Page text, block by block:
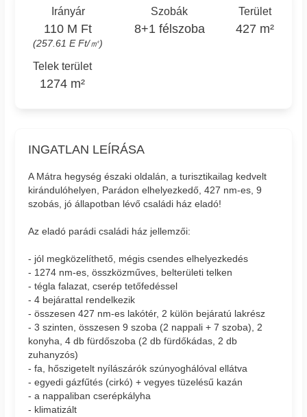
Irányár
110 M Ft
(257.61 E Ft/㎡)
Szobák
8+1 félszoba
Terület
427 m²
Telek terület
1274 m²
INGATLAN LEÍRÁSA
A Mátra hegység északi oldalán, a turisztikailag kedvelt
kirándulóhelyen, Parádon elhelyezkedő, 427 nm-es, 9
szobás, jó állapotban lévő családi ház eladó!
Az eladó parádi családi ház jellemzői:
- jól megközelíthető, mégis csendes elhelyezkedés
- 1274 nm-es, összközműves, belterületi telken
- tégla falazat, cserép tetőfedéssel
- 4 bejárattal rendelkezik
- összesen 427 nm-es lakótér, 2 külön bejáratú lakrész
- 3 szinten, összesen 9 szoba (2 nappali + 7 szoba), 2
konyha, 4 db fürdőszoba (2 db fürdőkádas, 2 db
zuhanyzós)
- fa, hőszigetelt nyílászárók szúnyoghálóval ellátva
- egyedi gázfűtés (cirkó) + vegyes tüzelésű kazán
- a nappaliban cserépkályha
- klimatizált